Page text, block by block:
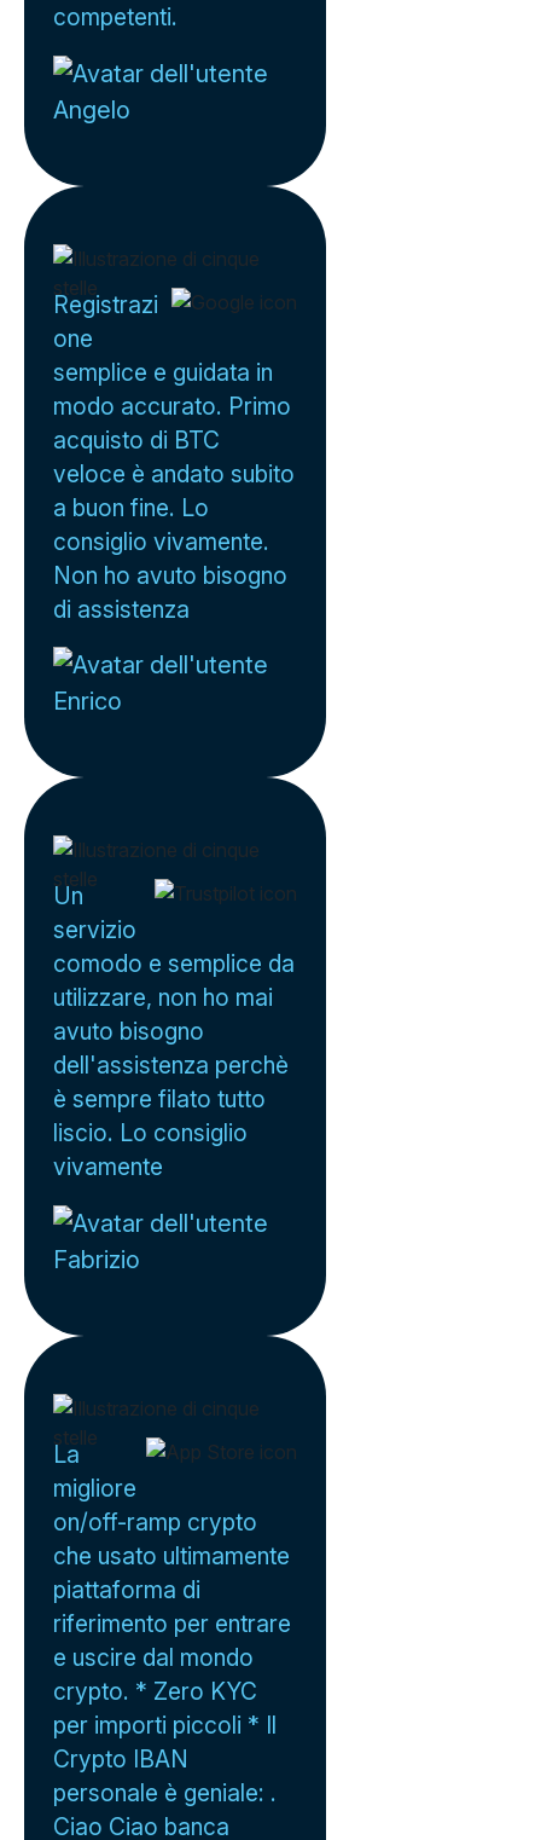
competenti.
Angelo
Registrazi
one
semplice e guidata in
modo accurato. Primo
acquisto di BTC
veloce è andato subito
a buon fine. Lo
consiglio vivamente.
Non ho avuto bisogno
di assistenza
Enrico
Un
servizio
comodo e semplice da
utilizzare, non ho mai
avuto bisogno
dell'assistenza perchè
è sempre filato tutto
liscio. Lo consiglio
vivamente
Fabrizio
La
migliore
on/off-ramp crypto
che usato ultimamente
piattaforma di
riferimento per entrare
e uscire dal mondo
crypto. * Zero KYC
per importi piccoli * Il
Crypto IBAN
personale è geniale: .
Ciao Ciao banca